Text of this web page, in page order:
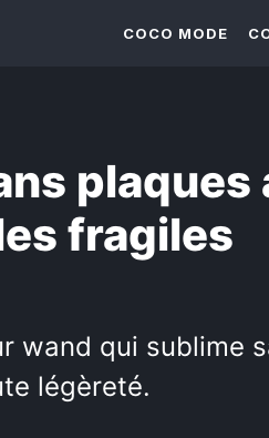
COCO MODE
plaques
fragiles
wand qui sublime
légèreté.